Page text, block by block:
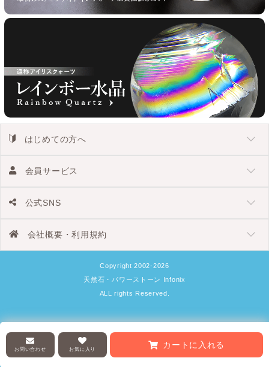
カートに入れる
お気に入り
お問い合わせ
はじめての方へ
会員サービス
公式SNS
会社概要・利用規約
Copyright 2002-2026
天然石・パワーストーン Infonix
ALL rights Reserved.